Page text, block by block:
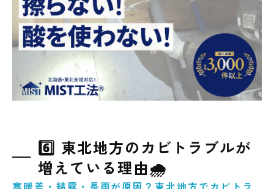
6️⃣ 東北地方のカビトラブルが
増えている理由🌧️
寒暖差・結露・長雨が原因？東北地方でカビトラ